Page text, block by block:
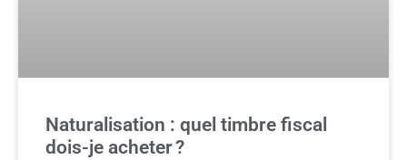
Naturalisation : quel timbre fiscal
dois-je acheter ?